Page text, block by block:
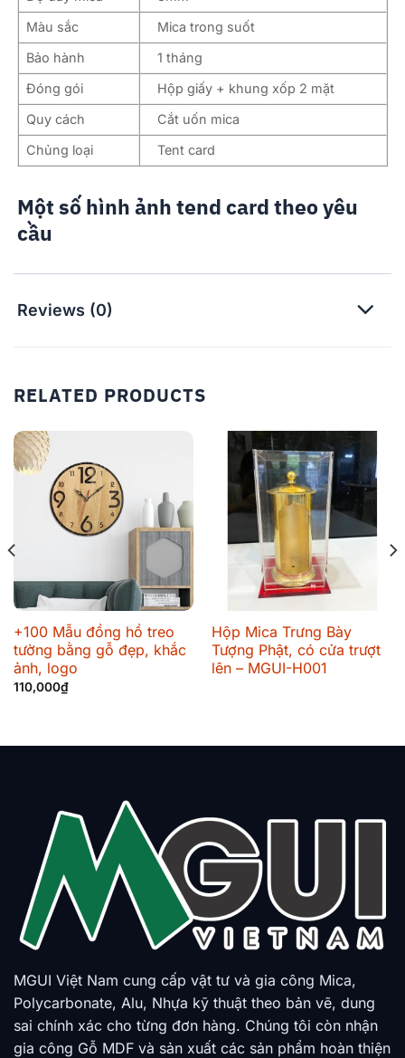
Màu sắc
Mica trong suốt
Bảo hành
1 tháng
Đóng gói
Hộp giấy + khung xốp 2 mặt
Quy cách
Cắt uốn mica
Chủng loại
Tent card
Một số hình ảnh tend card theo yêu
cầu
Reviews (0)
RELATED PRODUCTS
+100 Mẫu đồng hồ treo
tường bằng gỗ đẹp, khắc
ảnh, logo
110,000₫
Hộp Mica Trưng Bày
Tượng Phật, có cửa trượt
lên – MGUI-H001
MGUI Việt Nam cung cấp vật tư và gia công Mica,
Polycarbonate, Alu, Nhựa kỹ thuật theo bản vẽ, dung
sai chính xác cho từng đơn hàng. Chúng tôi còn nhận
gia công Gỗ MDF và sản xuất các sản phẩm hoàn thiện